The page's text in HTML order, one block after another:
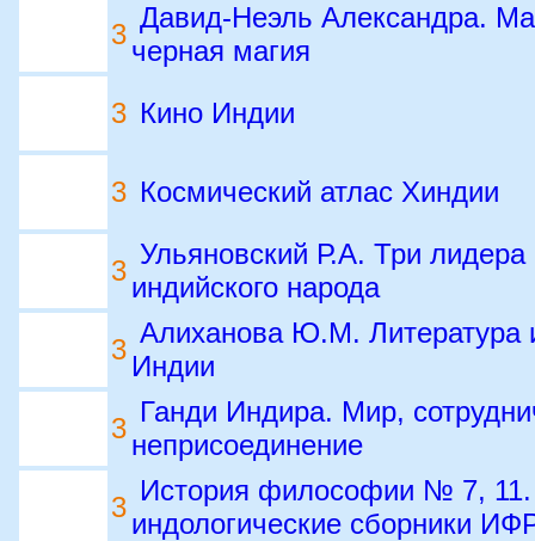
3
Давид-Неэль Александра.
черная магия
3 Кино Индии
3 Космический атлас Хиндии
3
Ульяновский Р.А. Три лидера
индийского народа
3
Алиханова Ю.М. Литература
Индии
3
Ганди Индира. Мир,
неприсоединение
3
История философии № 7, 11.
индологические сборники